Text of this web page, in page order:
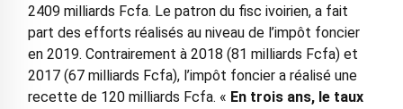
2409 milliards Fcfa. Le patron du fisc ivoirien, a fait
part des efforts réalisés au niveau de l’impôt foncier
en 2019. Contrairement à 2018 (81 milliards Fcfa) et
2017 (67 milliards Fcfa), l’impôt foncier a réalisé une
recette de 120 milliards Fcfa. « En trois ans, le taux